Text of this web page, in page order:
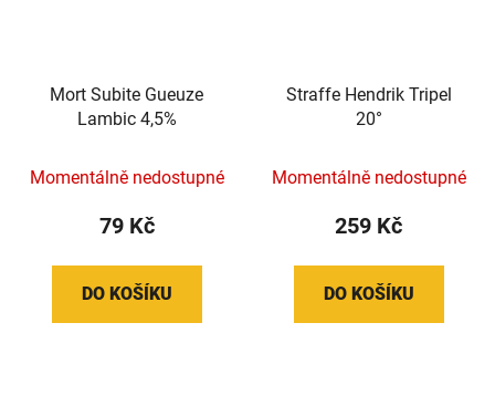
Mort Subite Gueuze
Lambic 4,5%
Momentálně nedostupné
79 Kč
DO KOŠÍKU
Straffe Hendrik Tripel
20°
Momentálně nedostupné
259 Kč
DO KOŠÍKU